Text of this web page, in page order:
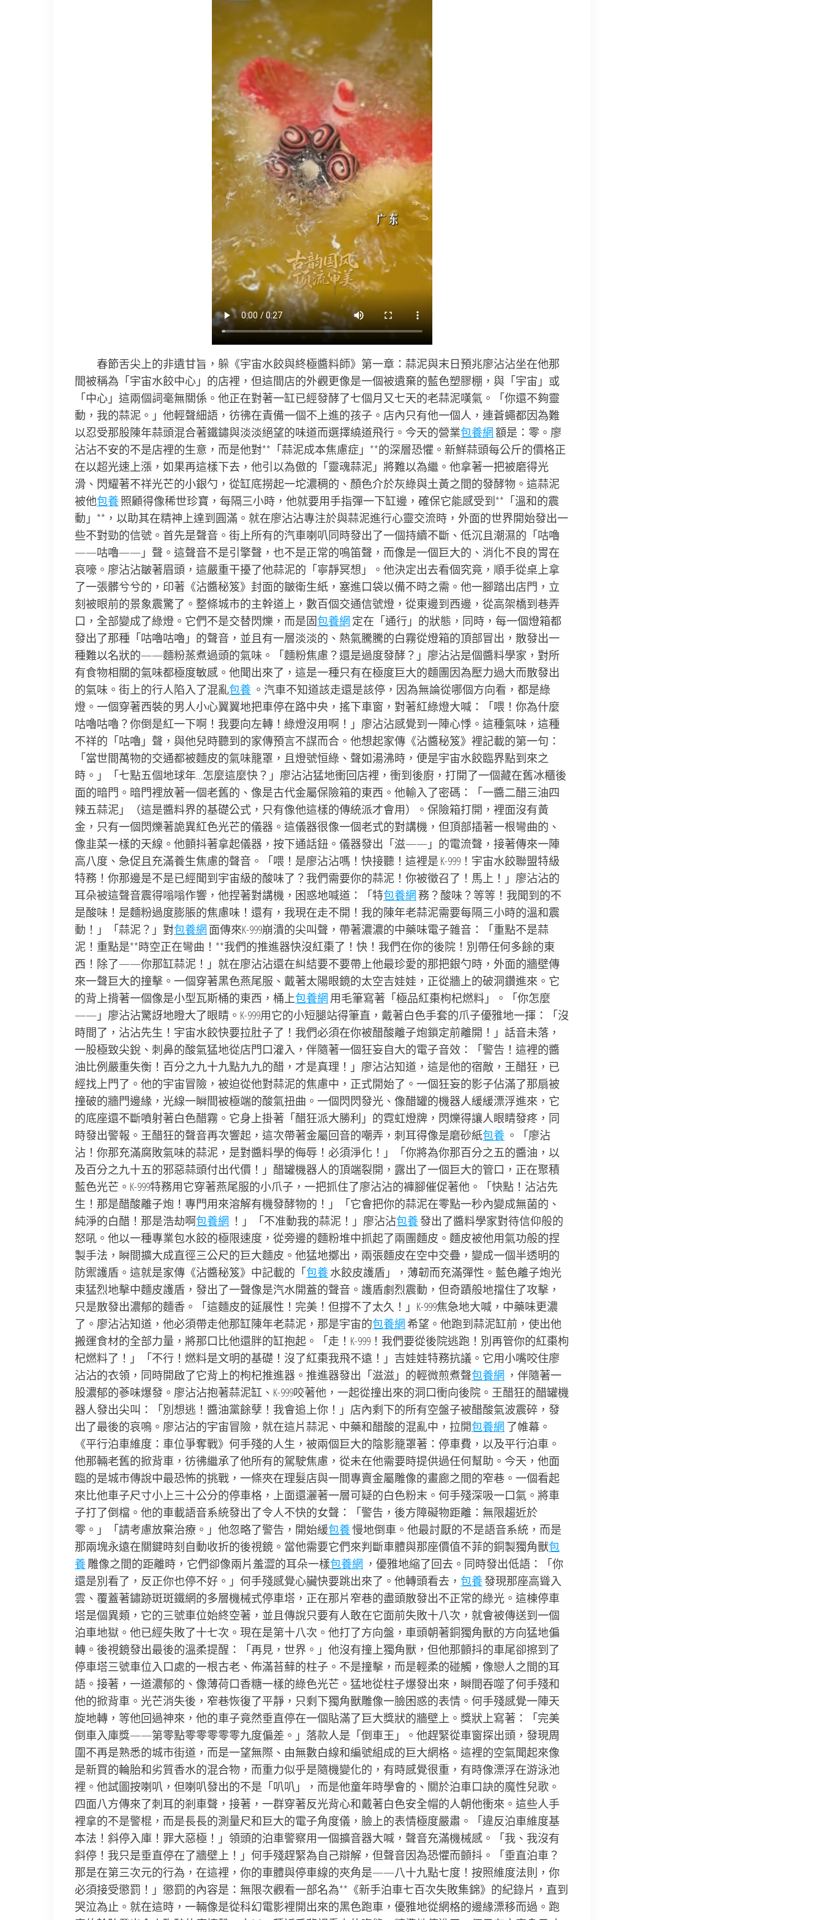
春節舌尖上的非遺甘旨，躲《宇宙水餃與終極醬料師》第一章：蒜泥與末日預兆廖沾沾坐在他那
間被稱為「宇宙水餃中心」的店裡，但這間店的外觀更像是一個被遺棄的藍色塑膠棚，與「宇宙」或
「中心」這兩個詞毫無關係。他正在對著一缸已經發酵了七個月又七天的老蒜泥嘆氣。「你還不夠靈
動，我的蒜泥。」他輕聲細語，彷彿在責備一個不上進的孩子。店內只有他一個人，連蒼蠅都因為難
以忍受那股陳年蒜頭混合著鐵鏽與淡淡絕望的味道而選擇繞道飛行。今天的營業包養網額是：零。廖
沾沾不安的不是店裡的生意，而是他對**「蒜泥成本焦慮症」**的深層恐懼。新鮮蒜頭每公斤的價格正
在以超光速上漲，如果再這樣下去，他引以為傲的「靈魂蒜泥」將難以為繼。他拿著一把被磨得光
滑、閃耀著不祥光芒的小銀勺，從缸底撈起一坨濃稠的、顏色介於灰綠與土黃之間的發酵物。這蒜泥
被他包養照顧得像稀世珍寶，每隔三小時，他就要用手指彈一下缸邊，確保它能感受到**「溫和的震
動」**，以助其在精神上達到圓滿。就在廖沾沾專注於與蒜泥進行心靈交流時，外面的世界開始發出一
些不對勁的信號。首先是聲音。街上所有的汽車喇叭同時發出了一個持續不斷、低沉且潮濕的「咕嚕
——咕嚕——」聲。這聲音不是引擎聲，也不是正常的鳴笛聲，而像是一個巨大的、消化不良的胃在
哀嚎。廖沾沾皺著眉頭，這嚴重干擾了他蒜泥的「寧靜冥想」。他決定出去看個究竟，順手從桌上拿
了一張髒兮兮的，印著《沾醬秘笈》封面的皺衛生紙，塞進口袋以備不時之需。他一腳踏出店門，立
刻被眼前的景象震驚了。整條城市的主幹道上，數百個交通信號燈，從東邊到西邊，從高架橋到巷弄
口，全部變成了綠燈。它們不是交替閃爍，而是固包養網 定在「通行」的狀態，同時，每一個燈箱都
發出了那種「咕嚕咕嚕」的聲音，並且有一層淡淡的、熱氣騰騰的白霧從燈箱的頂部冒出，散發出一
種難以名狀的——麵粉蒸煮過頭的氣味。「麵粉焦慮？還是過度發酵？」廖沾沾是個醬料學家，對所
有食物相關的氣味都極度敏感。他聞出來了，這是一種只有在極度巨大的麵團因為壓力過大而散發出
的氣味。街上的行人陷入了混亂包養 。汽車不知道該走還是該停，因為無論從哪個方向看，都是綠
燈。一個穿著西裝的男人小心翼翼地把車停在路中央，搖下車窗，對著紅綠燈大喊：「喂！你為什麼
咕嚕咕嚕？你倒是紅一下啊！我要向左轉！綠燈沒用啊！」廖沾沾感覺到一陣心悸。這種氣味，這種
不祥的「咕嚕」聲，與他兒時聽到的家傳預言不謀而合。他想起家傳《沾醬秘笈》裡記載的第一句：
「當世間萬物的交通都被麵皮的氣味籠罩，且燈號恒綠、聲如湯沸時，便是宇宙水餃臨界點到來之
時。」「七點五個地球年…怎麼這麼快？」廖沾沾猛地衝回店裡，衝到後廚，打開了一個藏在舊冰櫃後
面的暗門。暗門裡放著一個老舊的、像是古代金屬保險箱的東西。他輸入了密碼：「一醬二醋三油四
辣五蒜泥」（這是醬料界的基礎公式，只有像他這樣的傳統派才會用）。保險箱打開，裡面沒有黃
金，只有一個閃爍著詭異紅色光芒的儀器。這儀器很像一個老式的對講機，但頂部插著一根彎曲的、
像韭菜一樣的天線。他顫抖著拿起儀器，按下通話鈕。儀器發出「滋——」的電流聲，接著傳來一陣
高八度、急促且充滿養生焦慮的聲音。「喂！是廖沾沾嗎！快接聽！這裡是 K-999！宇宙水餃聯盟特級
特務！你那邊是不是已經聞到宇宙級的酸味了？我們需要你的蒜泥！你被徵召了！馬上！」廖沾沾的
耳朵被這聲音震得嗡嗡作響，他捏著對講機，困惑地喊道：「特包養網務？酸味？等等！我聞到的不
是酸味！是麵粉過度膨脹的焦慮味！還有，我現在走不開！我的陳年老蒜泥需要每隔三小時的溫和震
動！」「蒜泥？」對包養網 面傳來K-999崩潰的尖叫聲，帶著濃濃的中藥味電子雜音：「重點不是蒜
泥！重點是**時空正在彎曲！**我們的推進器快沒紅棗了！快！我們在你的後院！別帶任何多餘的東
西！除了——你那缸蒜泥！」就在廖沾沾還在糾結要不要帶上他最珍愛的那把銀勺時，外面的牆壁傳
來一聲巨大的撞擊。一個穿著黑色燕尾服、戴著太陽眼鏡的太空吉娃娃，正從牆上的破洞鑽進來。它
的背上揹著一個像是小型瓦斯桶的東西，桶上包養網 用毛筆寫著「極品紅棗枸杞燃料」。「你怎麼
——」廖沾沾驚訝地瞪大了眼睛。K-999用它的小短腿站得筆直，戴著白色手套的爪子優雅地一揮：「沒
時間了，沾沾先生！宇宙水餃快要拉肚子了！我們必須在你被醋酸離子炮鎖定前離開！」話音未落，
一股極致尖銳、刺鼻的酸氣猛地從店門口灌入，伴隨著一個狂妄自大的電子音效：「警告！這裡的醬
油比例嚴重失衡！百分之九十九點九九的醋，才是真理！」廖沾沾知道，這是他的宿敵，王醋狂，已
經找上門了。他的宇宙冒險，被迫從他對蒜泥的焦慮中，正式開始了。一個狂妄的影子佔滿了那扇被
撞破的牆門邊緣，光線一瞬間被極端的酸氣扭曲。一個閃閃發光、像醋罐的機器人緩緩漂浮進來，它
的底座還不斷噴射著白色醋霧。它身上掛著「醋狂派大勝利」的霓虹燈牌，閃爍得讓人眼睛發疼，同
時發出警報。王醋狂的聲音再次響起，這次帶著金屬回音的嘲弄，刺耳得像是磨砂紙包養 。「廖沾
沾！你那充滿腐敗氣味的蒜泥，是對醬料學的侮辱！必須淨化！」「你將為你那百分之五的醬油，以
及百分之九十五的邪惡蒜頭付出代價！」醋罐機器人的頂端裂開，露出了一個巨大的管口，正在聚積
藍色光芒。K-999特務用它穿著燕尾服的小爪子，一把抓住了廖沾沾的褲腳催促著他。「快點！沾沾先
生！那是醋酸離子炮！專門用來溶解有機發酵物的！」「它會把你的蒜泥在零點一秒內變成無菌的、
純淨的白醋！那是浩劫啊包養網 ！」「不准動我的蒜泥！」廖沾沾包養發出了醬料學家對待信仰般的
怒吼。他以一種專業包水餃的極限速度，從旁邊的麵粉堆中抓起了兩團麵皮。麵皮被他用氣功般的捏
製手法，瞬間擴大成直徑三公尺的巨大麵皮。他猛地擲出，兩張麵皮在空中交疊，變成一個半透明的
防禦護盾。這就是家傳《沾醬秘笈》中記載的「包養水餃皮護盾」，薄韌而充滿彈性。藍色離子炮光
束猛烈地擊中麵皮護盾，發出了一聲像是汽水開蓋的聲音。護盾劇烈震動，但奇蹟般地擋住了攻擊，
只是散發出濃郁的麵香。「這麵皮的延展性！完美！但撐不了太久！」K-999焦急地大喊，中藥味更濃
了。廖沾沾知道，他必須帶走他那缸陳年老蒜泥，那是宇宙的包養網希望。他跑到蒜泥缸前，使出他
搬運食材的全部力量，將那口比他還胖的缸抱起。「走！K-999！我們要從後院逃跑！別再管你的紅棗枸
杞燃料了！」「不行！燃料是文明的基礎！沒了紅棗我飛不遠！」吉娃娃特務抗議。它用小嘴咬住廖
沾沾的衣領，同時開啟了它背上的枸杞推進器。推進器發出「滋滋」的輕微煎煮聲包養網 ，伴隨著一
股濃郁的蔘味爆發。廖沾沾抱著蒜泥缸、K-999咬著他，一起從撞出來的洞口衝向後院。王醋狂的醋罐機
器人發出尖叫：「別想逃！醬油黨餘孽！我會追上你！」店內剩下的所有空盤子被醋酸氣波震碎，發
出了最後的哀鳴。廖沾沾的宇宙冒險，就在這片蒜泥、中藥和醋酸的混亂中，拉開包養網 了帷幕。
《平行泊車維度：車位爭奪戰》何手殘的人生，被兩個巨大的陰影籠罩著：停車費，以及平行泊車。
他那輛老舊的掀背車，彷彿繼承了他所有的駕駛焦慮，從未在他需要時提供過任何幫助。今天，他面
臨的是城市傳說中最恐怖的挑戰，一條夾在理髮店與一間專賣金屬雕像的畫廊之間的窄巷。一個看起
來比他車子尺寸小上三十公分的停車格，上面還灑著一層可疑的白色粉末。何手殘深吸一口氣。將車
子打了倒檔。他的車載語音系統發出了令人不快的女聲：「警告，後方障礙物距離：無限趨近於
零。」「請考慮放棄治療。」他忽略了警告，開始緩包養慢地倒車。他最討厭的不是語音系統，而是
那兩塊永遠在關鍵時刻自動收折的後視鏡。當他需要它們來判斷車體與那座價值不菲的銅製獨角獸包
養雕像之間的距離時，它們卻像兩片羞澀的耳朵一樣包養網 ，優雅地縮了回去。同時發出低語：「你
還是別看了，反正你也停不好。」何手殘感覺心臟快要跳出來了。他轉頭看去， 包養發現那座高聳入
雲、覆蓋著鏽跡斑斑鐵網的多層機械式停車塔，正在那片窄巷的盡頭散發出不正常的綠光。這棟停車
塔是個異類，它的三號車位始終空著，並且傳說只要有人敢在它面前失敗十八次，就會被傳送到一個
泊車地獄。他已經失敗了十七次。現在是第十八次。他打了方向盤，車頭朝著銅獨角獸的方向猛地偏
轉。後視鏡發出最後的溫柔提醒：「再見，世界。」他沒有撞上獨角獸，但他那顫抖的車尾卻擦到了
停車塔三號車位入口處的一根古老、佈滿苔蘚的柱子。不是撞擊，而是輕柔的碰觸，像戀人之間的耳
語。接著，一道濃郁的、像薄荷口香糖一樣的綠色光芒。猛地從柱子爆發出來，瞬間吞噬了何手殘和
他的掀背車。光芒消失後，窄巷恢復了平靜，只剩下獨角獸雕像一臉困惑的表情。何手殘感覺一陣天
旋地轉，等他回過神來，他的車子竟然垂直停在一個貼滿了巨大獎狀的牆壁上。獎狀上寫著：「完美
倒車入庫獎——第零點零零零零零九度偏差。」落款人是「倒車王」。他趕緊從車窗探出頭，發現周
圍不再是熟悉的城市街道，而是一望無際、由無數白線和編號組成的巨大網格。這裡的空氣聞起來像
是新買的輪胎和劣質香水的混合物，而重力似乎是隨機變化的，有時感覺很重，有時像漂浮在游泳池
裡。他試圖按喇叭，但喇叭發出的不是「叭叭」，而是他童年時學會的、關於泊車口訣的魔性兒歌。
四面八方傳來了刺耳的剎車聲，接著，一群穿著反光背心和戴著白色安全帽的人朝他衝來。這些人手
裡拿的不是警棍，而是長長的測量尺和巨大的電子角度儀，臉上的表情極度嚴肅。「違反泊車維度基
本法！斜停入庫！罪大惡極！」領頭的泊車警察用一個擴音器大喊，聲音充滿機械感。「我、我沒有
斜停！我只是垂直停在了牆壁上！」何手殘趕緊為自己辯解，但聲音因為恐懼而顫抖。「垂直泊車？
那是在第三次元的行為，在這裡，你的車體與停車線的夾角是——八十九點七度！按照維度法則，你
必須接受懲罰！」懲罰的內容是：無限次觀看一部名為**《新手泊車七百次失敗集錦》的紀錄片，直到
哭泣為止。就在這時，一輛像是從科幻電影裡開出來的黑色跑車，優雅地從網格的邊緣漂移而過。跑